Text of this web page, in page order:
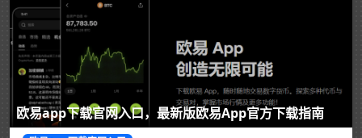
欧易app下载官网入口，最新版欧易App官方下载指南